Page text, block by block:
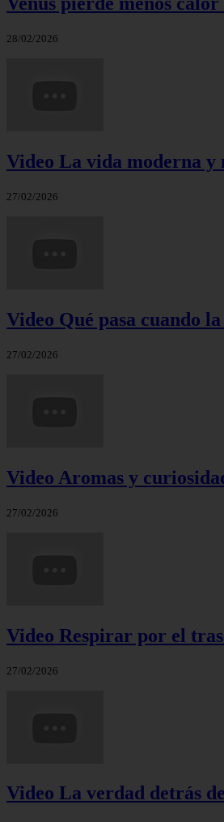
28/02/2026
Video La vida moderna
27/02/2026
Video Qué pasa cuando
27/02/2026
Video Aromas y
27/02/2026
Video Respirar por el
27/02/2026
Video La verdad detrás